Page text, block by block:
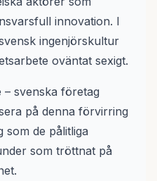
innovation. I
ingenjörskultur
oväntat sexigt.
svenska företag
på denna förvirring
som de pålitliga
som tröttnat på